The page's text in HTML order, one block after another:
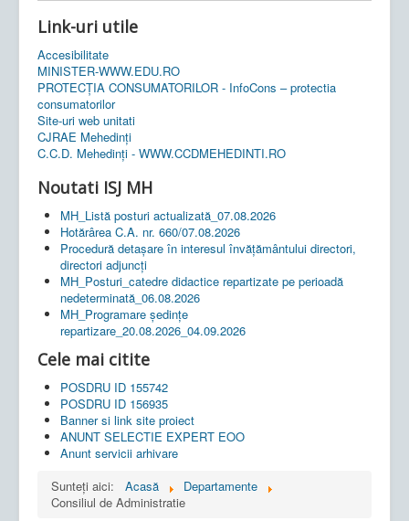
Link-uri utile
Accesibilitate
MINISTER-WWW.EDU.RO
PROTECȚIA CONSUMATORILOR - InfoCons – protectia
consumatorilor
Site-uri web unitati
CJRAE Mehedinți
C.C.D. Mehedinţi - WWW.CCDMEHEDINTI.RO
Noutati ISJ MH
MH_Listă posturi actualizată_07.08.2026
Hotărârea C.A. nr. 660/07.08.2026
Procedură detașare în interesul învățământului directori,
directori adjuncți
MH_Posturi_catedre didactice repartizate pe perioadă
nedeterminată_06.08.2026
MH_Programare ședințe
repartizare_20.08.2026_04.09.2026
Cele mai citite
POSDRU ID 155742
POSDRU ID 156935
Banner si link site proiect
ANUNT SELECTIE EXPERT EOO
Anunt servicii arhivare
Sunteți aici:
Acasă
Departamente
Consiliul de Administratie